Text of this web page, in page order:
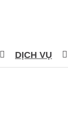
DỊCH VỤ